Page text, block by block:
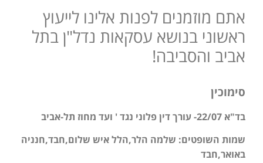
אתם מוזמנים לפנות אלינו לייעוץ
ראשוני בנושא עסקאות נדל"ן בתל
אביב והסביבה!
סימוכין
בד"א 22/07- עורך דין פלוני נגד ' ועד מחוז תל-אביב
שמות השופטים: שלמה הלר,הלל איש שלום,חבד,חנניה
באואר,חבד